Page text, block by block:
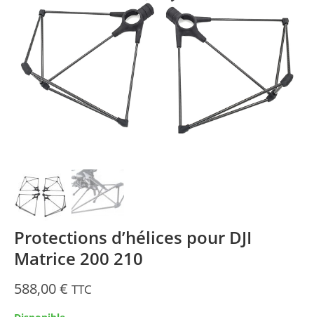
Protections d’hélices pour DJI
Matrice 200 210
588,00€ TTC